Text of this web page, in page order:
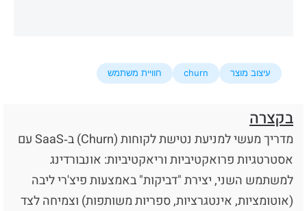
עיצוב מוצר churn חוויית משתמש
בקצרה
מדריך מעשי למניעת נטישת לקוחות (Churn) ב‑SaaS עם
אסטרטגיות פרואקטיביות וריאקטיביות: אונבורדינג
למשתמש השני, יצירת "דביקות" באמצעות פיצ'רי ליבה
(אוטומציות, אינטגרציות, ספריות משותפות) וצמיחה לצד